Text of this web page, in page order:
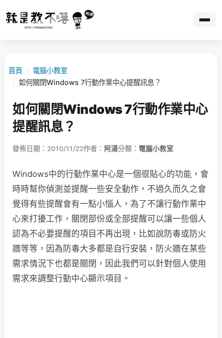
首頁 › 電腦小教室
› 如何關閉Windows 7行動作業中心提醒訊息？
如何關閉Windows 7行動作業中心
提醒訊息？
發佈日期：2010/11/22作者： 阿湯分類： 電腦小教室
Windows中的行動作業中心是一個很貼心的功能，會
時時幫你偵測並提醒一些安全動作，不過久而久之會
覺得有些提醒會有一點小惱人，為了不讓行動作業中
心來打擾工作，關閉部份或全部提醒可以讓一些個人
認為不必要提醒的項目不再出現，比如說防毒或防火
牆等等，因為防毒大多都是自行安裝，防火牆在某些
需求情況下也都是關閉，因此我們可以針對個人使用
需求來調整行動中心顯示項目。